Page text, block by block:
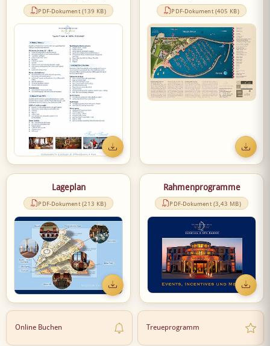
PDF-Dokument (139 KB) PDF-Dokument (405 KB)
Lageplan
PDF-Dokument (213 KB)
Rahmenprogramme
PDF-Dokument (3,43 MB)
Online Buchen Treueprogramm